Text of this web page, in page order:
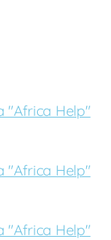
"Africa Help"
"Africa Help"
"Africa Help"